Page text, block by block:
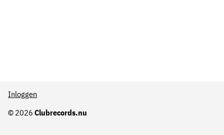
© 2026 Clubrecords.nu
Inloggen